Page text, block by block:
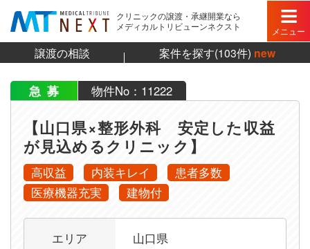
クリニックの譲渡・承継開業なら
メディカルトリビューンネクスト
メニュー
譲渡の相談 案件を探す(103件) new
急募 物件No：11222
【山口県×整形外科 安定した収益
が見込めるクリニック】
高収益 内装キレイ
患者多数
医療機器充実
建物付
エリア 山口県